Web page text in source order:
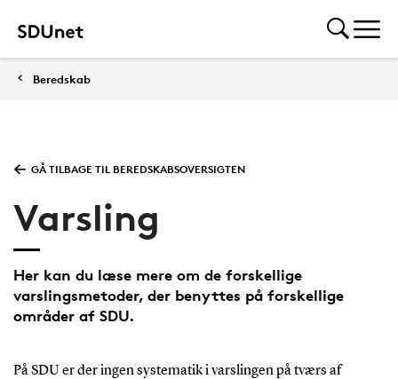
Beredskab
GÅ TILBAGE TIL BEREDSKABSOVERSIGTEN
Varsling
Her kan du læse mere om de forskellige
varslingsmetoder, der benyttes på forskellige
områder af SDU.
På SDU er der ingen systematik i varslingen på tværs af